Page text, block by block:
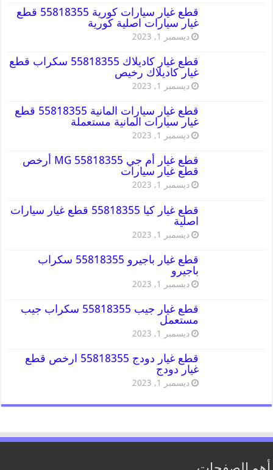
قطع غيار سيارات كورية 55818355 قطع
غيار سيارات اصلية كورية
ديسمبر 1, 2023
قطع غيار كاديلاك 55818355 سكراب قطع
غيار كاديلاك رخيص
ديسمبر 1, 2023
قطع غيار سيارات المانية 55818355 قطع
غيار سيارات المانية مستعملة
ديسمبر 1, 2023
قطع غيار أم جي MG 55818355 أرخص
قطع غيار سيارات
ديسمبر 1, 2023
قطع غيار كيا 55818355 قطع غيار سيارات
اصلية
ديسمبر 1, 2023
قطع غيار باجيرو 55818355 سكراب
باجيرو
ديسمبر 1, 2023
قطع غيار جيب 55818355 سكراب جيب
مستعمل
ديسمبر 1, 2023
قطع غيار دودج 55818355 ارخص قطع
غيار دودج
ديسمبر 1, 2023